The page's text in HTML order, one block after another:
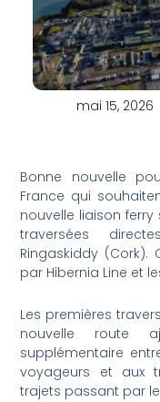
mai 15, 2026
Bonne nouvelle
France qui
nouvelle liaison
traversées
Ringaskiddy (Cork).
par Hibernia Line et
Les premières
nouvelle route
supplémentaire
voyageurs et aux
trajets passant par